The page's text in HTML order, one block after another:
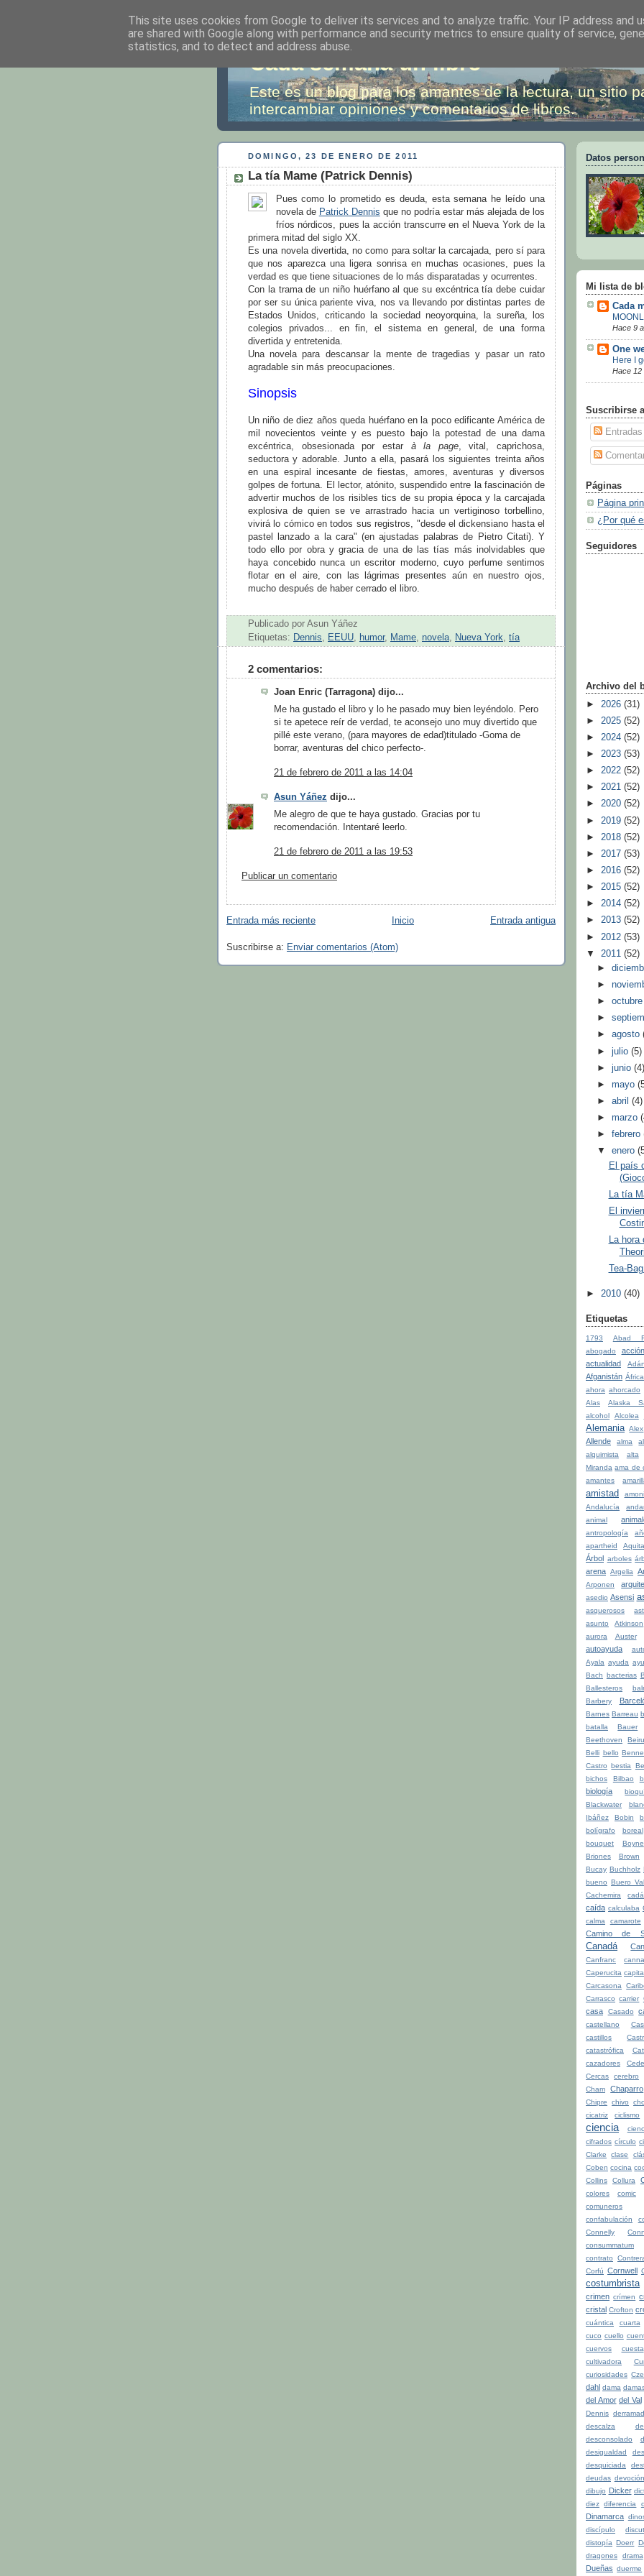
Cada semana un libro
Este es un blog para los amantes de la lectura, un sitio
intercambiar opiniones y comentarios de libros.
DOMINGO, 23 DE ENERO DE 2011
La tía Mame (Patrick Dennis)
Pues como lo prometido es deuda, esta semana he leído una
novela de Patrick Dennis que no podría estar más alejada de los
fríos nórdicos, pues la acción transcurre en el Nueva York de la
primera mitad del siglo XX.
Es una novela divertida, no como para soltar la carcajada, pero sí para
que nos aparezca una ligera sonrisa en muchas ocasiones, pues la
verdad es que tiene situaciones de lo más disparatadas y ocurrentes.
Con la trama de un niño huérfano al que su excéntrica tía debe cuidar
por ser su única pariente viva, nos va llevando por distintas partes de
Estados Unidos, criticando la sociedad neoyorquina, la sureña, los
colegios privados... en fin, el sistema en general, de una forma
divertida y entretenida.
Una novela para descansar la mente de tragedias y pasar un rato
agradable sin más preocupaciones.
Sinopsis
Un niño de diez años queda huérfano en la poco edificante América de
mil novecientos veinte y es puesto bajo la potestad de una dama
excéntrica, obsesionada por estar à la page, vital, caprichosa,
seductora y adorable. Junto a ella, pasará los siguientes treinta años
en una espiral incesante de fiestas, amores, aventuras y diversos
golpes de fortuna. El lector, atónito, suspendido entre la fascinación de
advertir muchos de los risibles tics de su propia época y la carcajada
explosiva de quien se ve arrastrado hacia un vertiginoso torbellino,
vivirá lo cómico en todos sus registros, "desde el dickensiano hasta el
pastel lanzado a la cara" (en ajustadas palabras de Pietro Citati). Y
todo ello por obra y gracia de una de las tías más inolvidables que
haya concebido nunca un escritor moderno, cuyo perfume sentimos
flotar en el aire, con las lágrimas presentes aún en nuestro ojos,
mucho después de haber cerrado el libro.
Publicado por Asun Yáñez
Etiquetas: Dennis, EEUU, humor, Mame, novela, Nueva York, tía
2 comentarios:
Joan Enric (Tarragona) dijo...
Me ha gustado el libro y lo he pasado muy bien leyéndolo. Pero
si te apetece reír de verdad, te aconsejo uno muy divertido que
pillé este verano, (para mayores de edad)titulado -Goma de
borrar, aventuras del chico perfecto-.
21 de febrero de 2011 a las 14:04
Asun Yáñez dijo...
Me alegro de que te haya gustado. Gracias por tu
recomendación. Intentaré leerlo.
21 de febrero de 2011 a las 19:53
Publicar un comentario
Entrada más reciente Entrada antigua
Inicio
Suscribirse a: Enviar comentarios (Atom)
Datos
Mi lista de
Cada
Hace 9
One
Here I
Hace 12
Suscribirse a
Entradas
Páginas
Página
¿Por qué
Seguidores
Archivo del
► 2026 (31)
► 2025 (52)
► 2024 (52)
► 2023 (53)
► 2022 (52)
► 2021 (52)
► 2020 (52)
► 2019 (52)
► 2018 (52)
► 2017 (53)
► 2016 (52)
► 2015 (52)
► 2014 (52)
► 2013 (52)
► 2012 (53)
▼ 2011 (52)
►
►
►
►
►agosto
►julio(5)
►junio
►mayo
►abril(4)
►marzo
►febrero
▼enero
El país
La tía
El
La hora
Tea-
► 2010 (40)
Etiquetas
1793
Abad
abogado
acción
actualidad
Afganistán África
ahora ahorcado
Alas
Alaska
alcohol
Alcolea
Alemania Alex
Allende alma
alquimista
alta
Miranda ama de
amantes
amistad
Andalucía
animal
antropología
apartheid
Árbol arboles
arena Argelia
Arponen
asedio Asensi
asquerosos
asunto
Atkinson
aurora
Auster
autoayuda
Ayala ayuda
Bach bacterias
Ballesteros
Barbery
Barnes Barreau
batalla
Bauer
Beethoven
Belli bello
Castro bestia
bichos
Bilbao
biología
Blackwater
Ibáñez
Bobin
bolígrafo
boreal
bouquet
Boyne
Briones
Brown
Bucay Buchholz
bueno Buero
Cachemira
caída calculaba
calma
camarote
Camino de
Canadá
Canfranc
Caperucita
Carcasona
Carrasco carrier
casa Casado
castellano
castillos
catastrófica
cazadores
Cercas
cerebro
Cham
Chaparro
Chipre chivo
cicatriz
ciclismo
ciencia
cifrados círculo
Clarke
clase
Coben cocina
Collins
Collura
colores
comic
comuneros
confabulación
Connelly
consummatum
contrato
Corfú Cornwell
costumbrista
crimen crímen
cristal Crofton
cuántica
cuarta
cuco cuello
cuervos
cuesta
cultivadora
curiosidades
dahl dama
del Amor del Val
Dennis
descalza
desconsolado
desigualdad
desquiciada
deudas devoción
dibujo Dicker
diez diferencia
Dinamarca
discípulo
distopía Doerr
dragones
drama
Dueñas duerme
This site uses cookies from Google to deliver its services and to analyze traffic. Your IP address and
are shared with Google along with performance and security metrics to ensure quality of service,
statistics, and to detect and address abuse.